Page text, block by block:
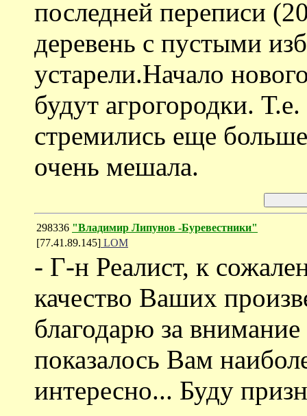
последней переписи
деревень с пустыми
устарели.Начало
будут агрогородки.
стремились еще
очень мешала.
298336 "Владимир Липунов -Буревестники"
[77.41.89.145] LOM
- Г-н Реалист, к
качество Ваших
благодарю за
показалось Вам
интересно... Буду